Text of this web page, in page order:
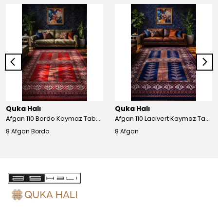
Quka Halı
Afgan 110 Bordo Kaymaz Tabanlı Yıkanabilir Afgan Halısı
8 Afgan Bordo
Quka Halı
Afgan 110 Lacivert Kaymaz Tabanlı Yıkanabilir Afgan Halısı
8 Afgan